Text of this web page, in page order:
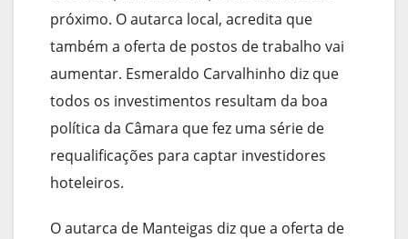
próximo. O autarca local, acredita que
também a oferta de postos de trabalho vai
aumentar. Esmeraldo Carvalhinho diz que
todos os investimentos resultam da boa
política da Câmara que fez uma série de
requalificações para captar investidores
hoteleiros.
O autarca de Manteigas diz que a oferta de